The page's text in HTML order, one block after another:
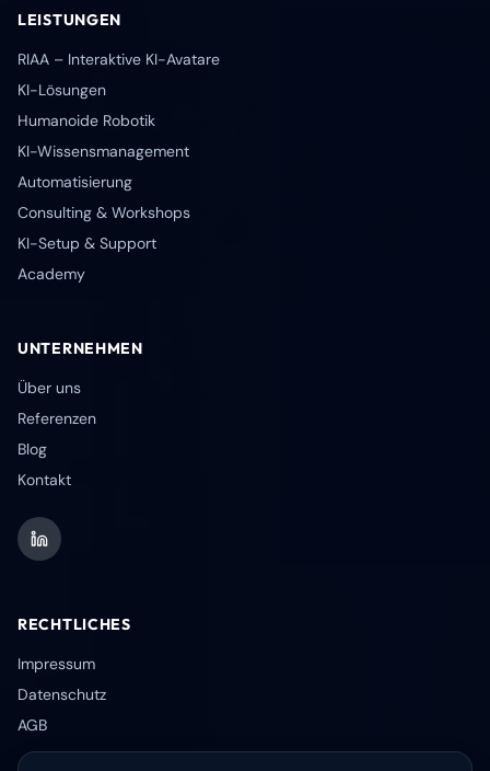
LEISTUNGEN
RIAA – Interaktive KI-Avatare
KI-Lösungen
Humanoide Robotik
KI-Wissensmanagement
Automatisierung
Consulting & Workshops
KI-Setup & Support
Academy
UNTERNEHMEN
Über uns
Referenzen
Blog
Kontakt
RECHTLICHES
Impressum
Datenschutz
AGB